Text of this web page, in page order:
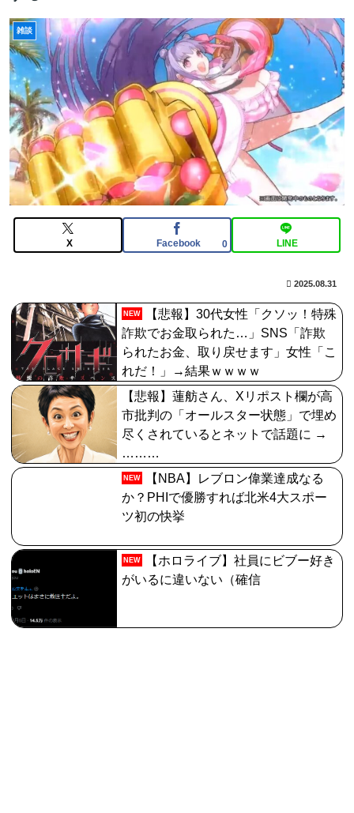
【FGO】水着玉藻 Fate/GrandOrderのイラスト紹介
3986
【FGO】グランドみんな金フォウいれてるもん？
【FGO】ティアマト Fate/GrandOrderのイラスト紹介
3984
【九州名物】鶏刺し食べた医師、突然手足が動かなくな
り人工呼吸器生活に…「死んだほうが良い」
【FGO】バッファーとしても十分使えるね。レオニダス
強化みんなの反応まとめ
雑談
X Facebook 0 LINE
2025.08.31
NEW
【悲報】30代女性「クソッ！特殊
詐欺でお金取られた…」SNS「詐欺
られたお金、取り戻せます」女性「こ
れだ！」→結果ｗｗｗｗ
【悲報】蓮舫さん、Xリポスト欄が高
市批判の「オールスター状態」で埋め
尽くされているとネットで話題に →
………
NEW
【NBA】レブロン偉業達成なる
か？PHIで優勝すれば北米4大スポー
ツ初の快挙
NEW
【ホロライブ】社員にビブー好き
がいるに違いない（確信